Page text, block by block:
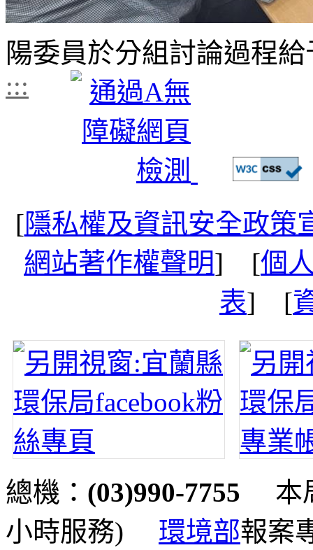
陽委員於分組討論過程
:::
[隱私權及資訊安全政策
網站著作權聲明] [個
表] [
總機： (03)990-7755 本
小時服務) 環境部報案